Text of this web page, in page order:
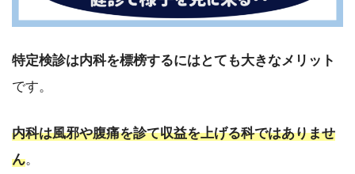
特定検診は内科を標榜するにはとても大きなメリット
です。
内科は風邪や腹痛を診て収益を上げる科ではありませ
ん。